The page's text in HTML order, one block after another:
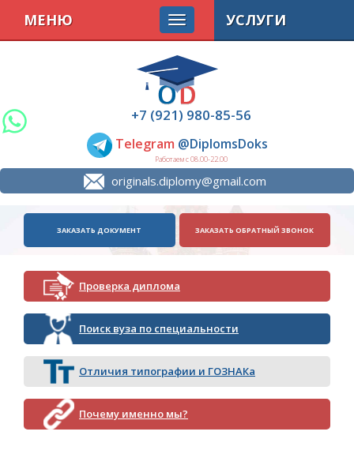
+7 (921) 980-85-56
Telegram @DiplomsDoks
Работаем с 08.00-22.00
originals.diplomy@gmail.com
МЕНЮ
ЗАКАЗАТЬ ДОКУМЕНТ ЗАКАЗАТЬ ОБРАТНЫЙ ЗВОНОК
Проверка диплома
Поиск вуза по специальности
Отличия типографии и ГОЗНАКа
Почему именно мы?
УСЛУГИ